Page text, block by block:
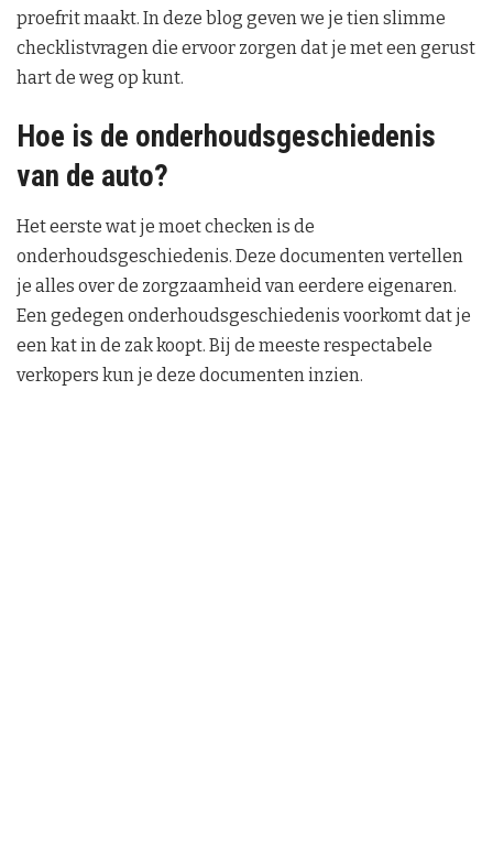
proefrit maakt. In deze blog geven we je tien slimme
checklistvragen die ervoor zorgen dat je met een gerust
hart de weg op kunt.
Hoe is de onderhoudsgeschiedenis
van de auto?
Het eerste wat je moet checken is de
onderhoudsgeschiedenis. Deze documenten vertellen
je alles over de zorgzaamheid van eerdere eigenaren.
Een gedegen onderhoudsgeschiedenis voorkomt dat je
een kat in de zak koopt. Bij de meeste respectabele
verkopers kun je deze documenten inzien.